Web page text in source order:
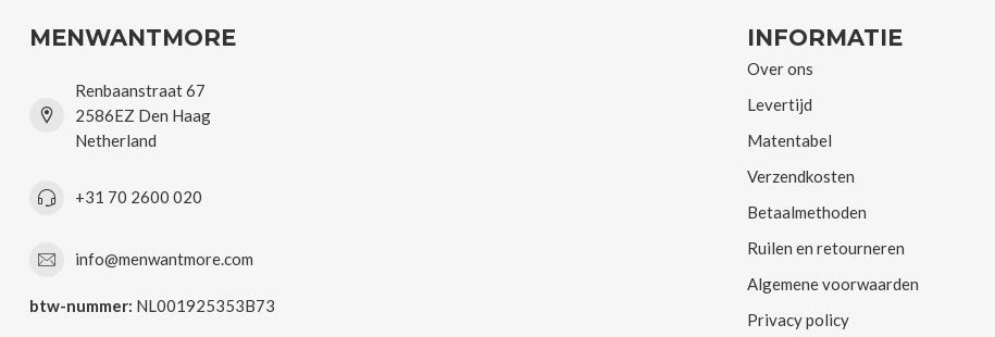
MENWANTMORE
Renbaanstraat 67
2586EZ Den Haag
Netherland
+31 70 2600 020
info@menwantmore.com
btw-nummer: NL001925353B73
INFORMATIE
Over ons
Levertijd
Matentabel
Verzendkosten
Betaalmethoden
Ruilen en retourneren
Algemene voorwaarden
Privacy policy